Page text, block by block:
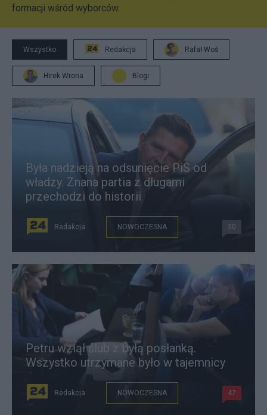
formacji wśród wyborców.
Wszystko Redakcja Rafał Woś
Hirek Wrona Blogi
Była nadzieją na odsunięcie PiS od
władzy. Znana partia z długami
przechodzi do historii
Redakcja NOWOCZESNA 30
Petru wziął ślub z byłą posłanką.
Wszystko utrzymane było w tajemnicy
Redakcja NOWOCZESNA 47